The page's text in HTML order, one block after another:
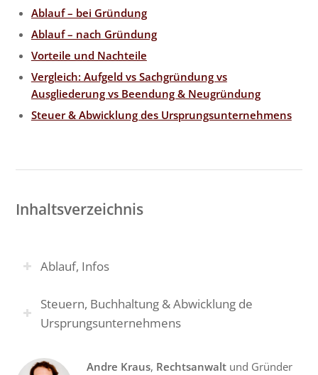
Ablauf – bei Gründung
Ablauf – nach Gründung
Vorteile und Nachteile
Vergleich: Aufgeld vs Sachgründung vs
Ausgliederung vs Beendung & Neugründung
Steuer & Abwicklung des Ursprungsunternehmens
Inhaltsverzeichnis
Ablauf, Infos
Steuern, Buchhaltung & Abwicklung de
Ursprungsunternehmens
Andre Kraus, Rechtsanwalt und Gründer